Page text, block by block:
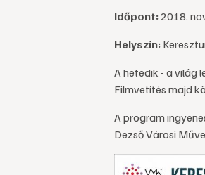
Időpont:2018.
Helyszín:
A hetedik - a világ
Filmvetítés majd
A program
Dezső Városi